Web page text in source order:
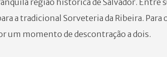
a tradicional Sorveteria da Ribeira. Para
um momento de descontração a dois.